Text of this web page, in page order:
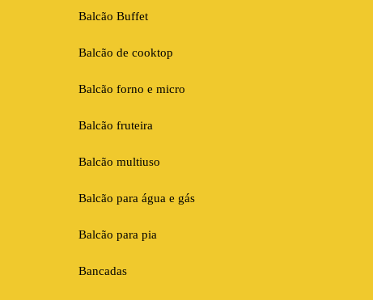
Balcão Buffet
Balcão de cooktop
Balcão forno e micro
Balcão fruteira
Balcão multiuso
Balcão para água e gás
Balcão para pia
Bancadas